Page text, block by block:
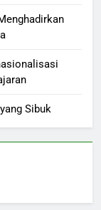
Sibuk